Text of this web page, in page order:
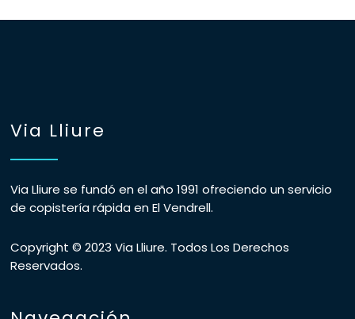
Via Lliure
Via Lliure se fundó en el año 1991 ofreciendo un servicio
de copistería rápida en El Vendrell.
Copyright © 2023 Via Lliure. Todos Los Derechos
Reservados.